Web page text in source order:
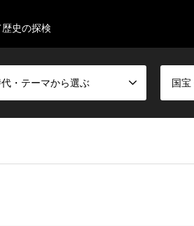
史の探検
・テーマから選ぶ